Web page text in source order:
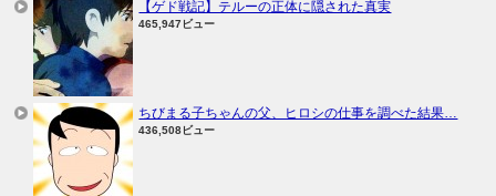
【ゲド戦記】テルーの正体に隠された真実
465,947ビュー
ちびまる子ちゃんの父、ヒロシの仕事を調べた結果…
436,508ビュー